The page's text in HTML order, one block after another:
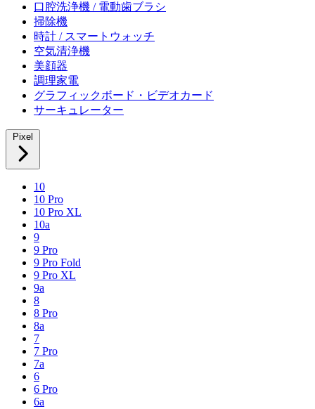
口腔洗浄機 / 電動歯ブラシ
掃除機
時計 / スマートウォッチ
空気清浄機
美顔器
調理家電
グラフィックボード・ビデオカード
サーキュレーター
Pixel
10
10 Pro
10 Pro XL
10a
9
9 Pro
9 Pro Fold
9 Pro XL
9a
8
8 Pro
8a
7
7 Pro
7a
6
6 Pro
6a